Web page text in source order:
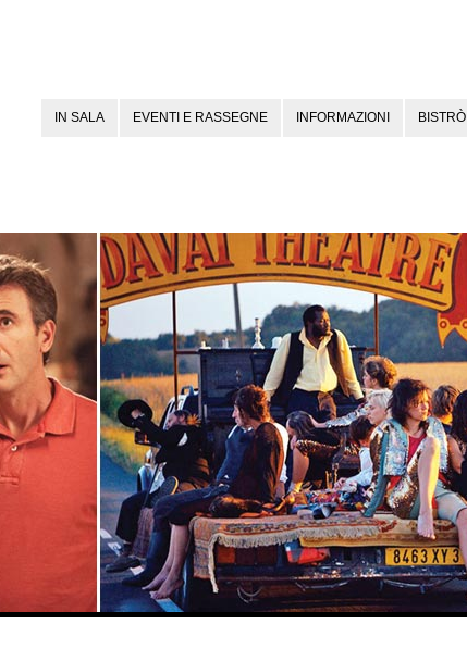
IN SALA EVENTI E RASSEGNE INFORMAZIONI BISTRÒ